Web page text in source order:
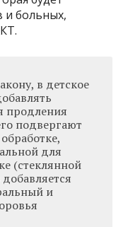
и больных,
в детское
продления
подвергают
для
(стеклянной
добавляется
и